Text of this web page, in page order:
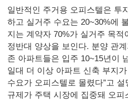
일반적인 주거용 오피스텔은 투
하고 실거주 수요는 20~30%에
지는 계약자 70%가 실거주 목적
정반대 양상을 보인다. 분양 관계
존 아파트들은 입주 10~15년이
일대 더 이상 아파트 신축 부지
수요가 오피스텔로 몰렸다”고 설
규제가 주택 시장에 집중돼 오